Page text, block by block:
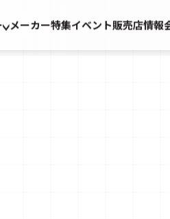
メーカー特集イベント販売店情報